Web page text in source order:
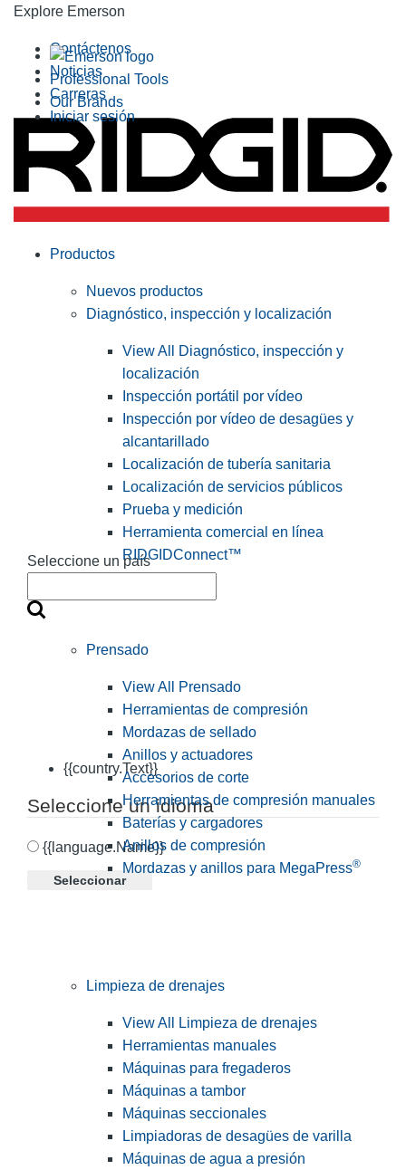
Explore Emerson
Professional Tools
Our Brands
Contáctenos
Noticias
Carreras
Iniciar sesión
Seleccione un país
{{country.Text}}
Seleccione un idioma
{{language.Name}}
Seleccionar
Productos
Nuevos productos
Diagnóstico, inspección y localización
View All Diagnóstico, inspección y
localización
Inspección portátil por vídeo
Inspección por vídeo de desagües y
alcantarillado
Localización de tubería sanitaria
Localización de servicios públicos
Prueba y medición
Herramienta comercial en línea
RIDGIDConnect™
Prensado
View All Prensado
Herramientas de compresión
Mordazas de sellado
Anillos y actuadores
Accesorios de corte
Herramientas de compresión manuales
Baterías y cargadores
Anillos de compresión
Mordazas y anillos para MegaPress®
Limpieza de drenajes
View All Limpieza de drenajes
Herramientas manuales
Máquinas para fregaderos
Máquinas a tambor
Máquinas seccionales
Limpiadoras de desagües de varilla
Máquinas de agua a presión